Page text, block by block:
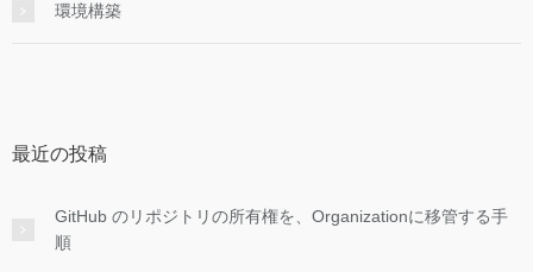
環境構築
最近の投稿
GitHub のリポジトリの所有権を、Organizationに移管する手
順